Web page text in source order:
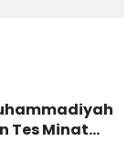
Tes Minat